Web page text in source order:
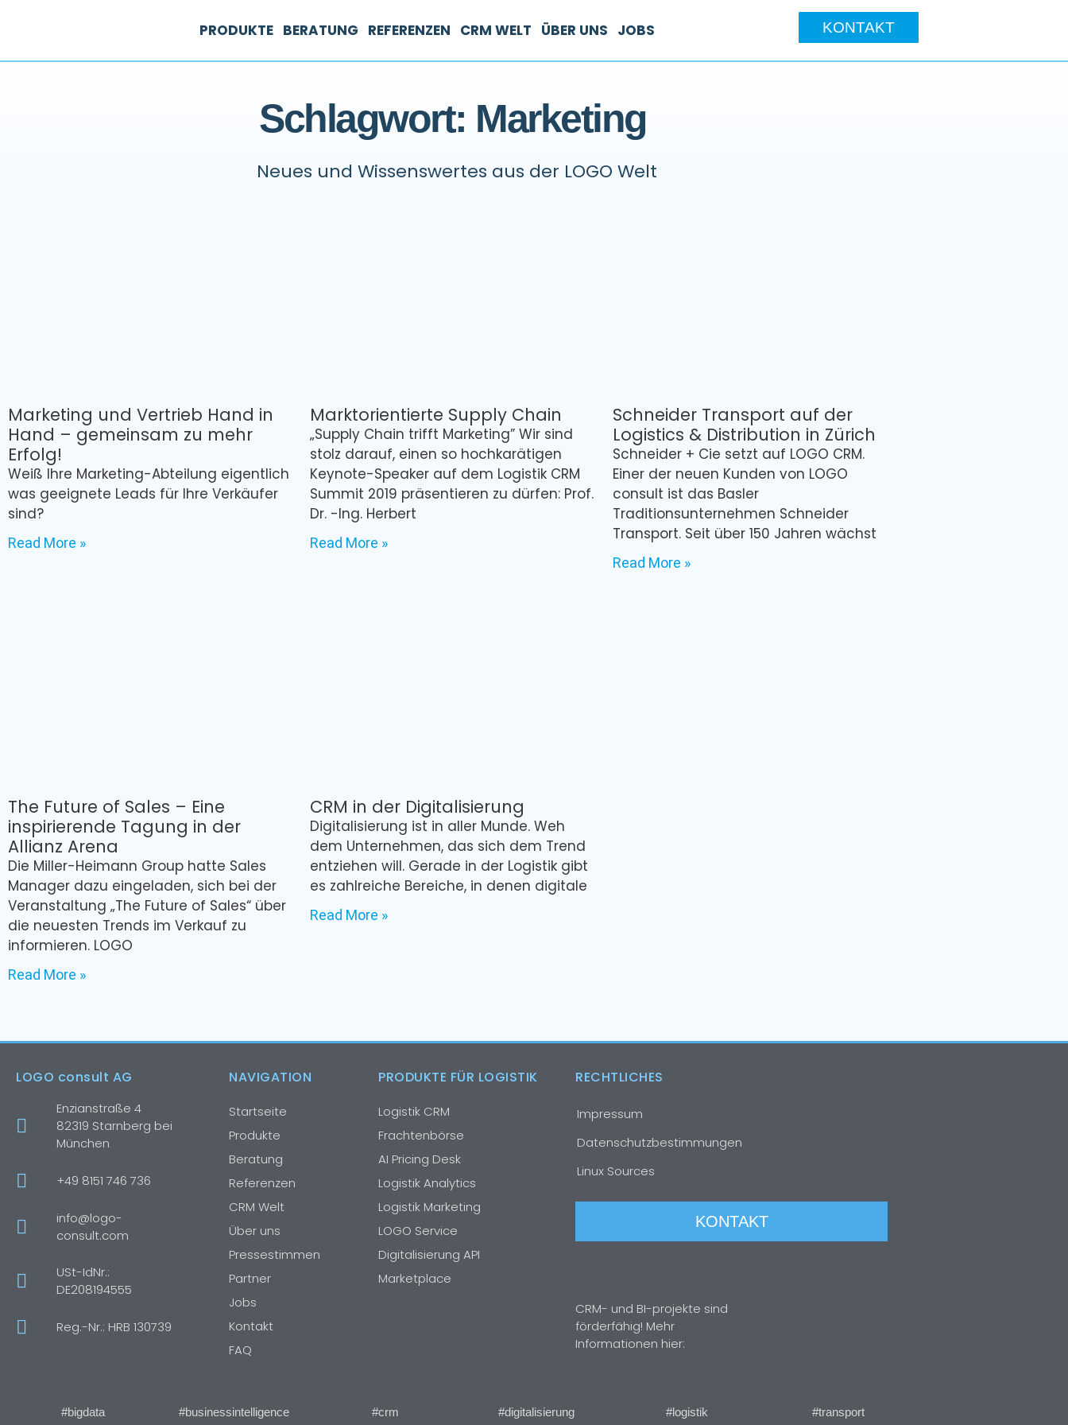
PRODUKTE BERATUNG REFERENZEN CRM WELT ÜBER UNS JOBS KONTAKT
Schlagwort: Marketing
Neues und Wissenswertes aus der LOGO Welt
Marketing und Vertrieb Hand in
Hand – gemeinsam zu mehr
Erfolg!
Weiß Ihre Marketing-Abteilung eigentlich
was geeignete Leads für Ihre Verkäufer
sind?
Read More »
Marktorientierte Supply Chain
„Supply Chain trifft Marketing” Wir sind
stolz darauf, einen so hochkarätigen
Keynote-Speaker auf dem Logistik CRM
Summit 2019 präsentieren zu dürfen: Prof.
Dr. -Ing. Herbert
Read More »
Schneider Transport auf der
Logistics & Distribution in Zürich
Schneider + Cie setzt auf LOGO CRM.
Einer der neuen Kunden von LOGO
consult ist das Basler
Traditionsunternehmen Schneider
Transport. Seit über 150 Jahren wächst
Read More »
The Future of Sales – Eine
inspirierende Tagung in der
Allianz Arena
Die Miller-Heimann Group hatte Sales
Manager dazu eingeladen, sich bei der
Veranstaltung „The Future of Sales“ über
die neuesten Trends im Verkauf zu
informieren. LOGO
Read More »
CRM in der Digitalisierung
Digitalisierung ist in aller Munde. Weh
dem Unternehmen, das sich dem Trend
entziehen will. Gerade in der Logistik gibt
es zahlreiche Bereiche, in denen digitale
Read More »
LOGO consult AG
Enzianstraße 4
82319 Starnberg bei
München
+49 8151 746 736
info@logo-
consult.com
USt-IdNr.:
DE208194555
Reg.-Nr.: HRB 130739
NAVIGATION
Startseite
Produkte
Beratung
Referenzen
CRM Welt
Über uns
Pressestimmen
Partner
Jobs
Kontakt
FAQ
PRODUKTE FÜR LOGISTIK
Logistik CRM
Frachtenbörse
AI Pricing Desk
Logistik Analytics
Logistik Marketing
LOGO Service
Digitalisierung API
Marketplace
RECHTLICHES
Impressum
Datenschutzbestimmungen
Linux Sources
KONTAKT
CRM- und BI-projekte sind
förderfähig! Mehr
Informationen hier:
#bigdata #businessintelligence #crm #digitalisierung #logistik #transport